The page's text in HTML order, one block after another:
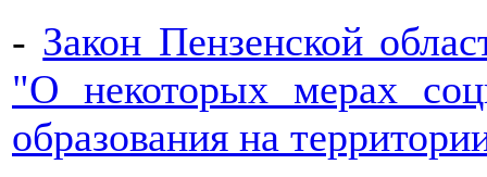
- Закон Пензенской
"О некоторых мерах
образования на